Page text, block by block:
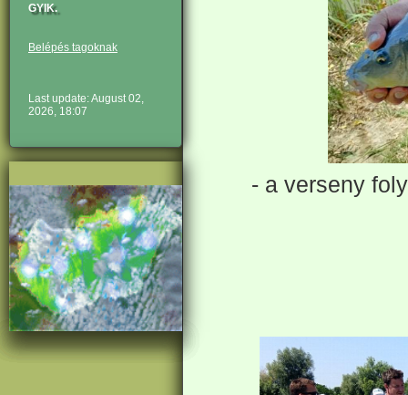
- a verseny
GYIK.
Belépés tagoknak
Last update: August 02,
2026, 18:07